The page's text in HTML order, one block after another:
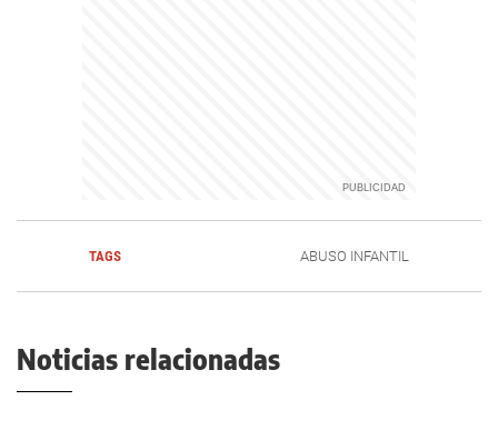
TAGS ABUSO INFANTIL
Noticias relacionadas